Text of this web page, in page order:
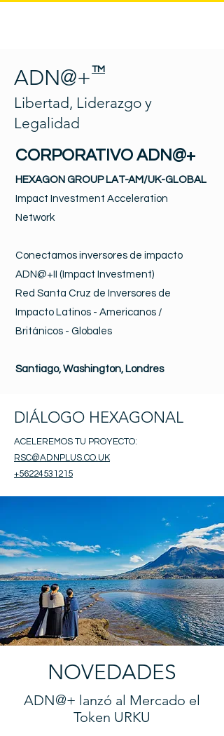
ADN@+ TM
Libertad, Liderazgo y
Legalidad
CORPORATIVO ADN@+
HEXAGON GROUP LAT-AM/UK-GLOBAL
Impact Investment Acceleration
Network
Conectamos inversores de impacto
ADN@+II (Impact Investment)
Red Santa Cruz de Inversores de
Impacto Latinos - Americanos /
Británicos - Globales
Santiago, Washington, Londres
DIÁLOGO HEXAGONAL
ACELEREMOS TU PROYECTO:
RSC@ADNPLUS.CO.UK
+56224531215
NOVEDADES
ADN@+ lanzó al Mercado el
Token URKU